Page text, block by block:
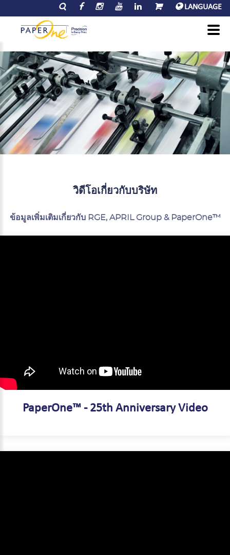
LANGUAGE
วิดีโอเกี่ยวกับบริษัท
ข้อมูลเพิ่มเติมเกี่ยวกับ RGE, APRIL Group & PaperOne™
PaperOne™ - 25th Anniversary Video